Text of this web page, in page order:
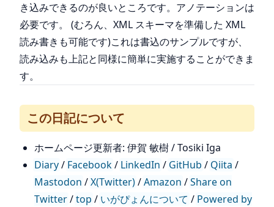
き込みできるのが良いところです。アノテーションは
必要です。 (むろん、XML スキーマを準備した XML
読み書きも可能です)これは書込のサンプルですが、
読み込みも上記と同様に簡単に実施することができま
す。
この日記について
ホームページ更新者: 伊賀 敏樹 / Tosiki Iga
Diary/ Facebook/ LinkedIn / GitHub / Qiita /
Mastodon /X(Twitter)/Amazon /Share on
Twitter/top / いがぴょんについて / Powered by